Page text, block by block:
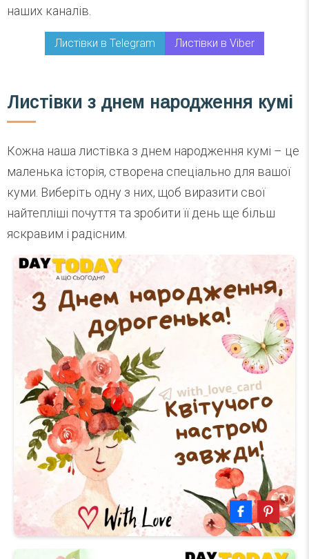
наших каналів.
Листівки в Telegram Листівки в Viber
Листівки з днем народження кумі
Кожна наша листівка з днем народження кумі – це
маленька історія, створена спеціально для вашої
куми. Виберіть одну з них, щоб виразити свої
найтепліші почуття та зробити її день ще більш
яскравим і радісним.